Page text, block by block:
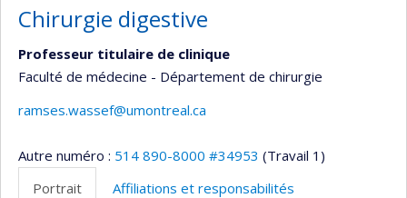
Chirurgie digestive
Professeur titulaire de clinique
Faculté de médecine - Département de chirurgie
ramses.wassef@umontreal.ca
Autre numéro : 514 890-8000 #34953 (Travail 1)
Portrait
Affiliations et responsabilités